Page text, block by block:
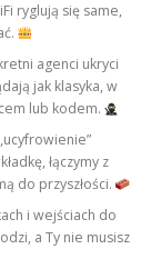
ryglują się same,
agenci ukryci
jak klasyka, w
lub kodem.
łączymy z
do przyszłości.
i wejściach do
a Ty nie musisz